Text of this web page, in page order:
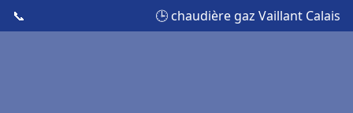
📞 🕒 chaudière gaz Vaillant Calais